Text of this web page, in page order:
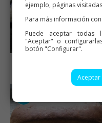
ejemplo, páginas
Para más información
Puede aceptar todas
"Aceptar" o
botón "Configurar".
Aceptar